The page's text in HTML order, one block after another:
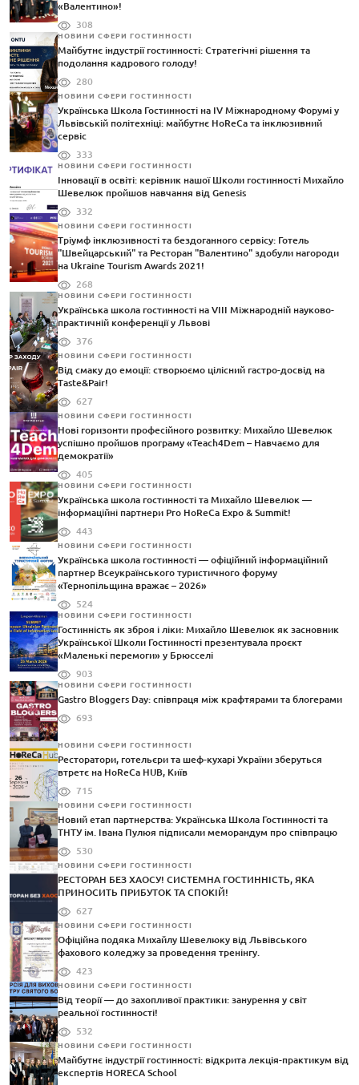
«Валентино»!
308
НОВИНИ СФЕРИ ГОСТИННОСТІ
Майбутнє індустрії гостинності: Стратегічні рішення та
подолання кадрового голоду!
280
НОВИНИ СФЕРИ ГОСТИННОСТІ
Українська Школа Гостинності на IV Міжнародному Форумі у
Львівській політехніці: майбутнє HoReCa та інклюзивний
сервіс
333
НОВИНИ СФЕРИ ГОСТИННОСТІ
Інновації в освіті: керівник нашої Школи гостинності Михайло
Шевелюк пройшов навчання від Genesis
332
НОВИНИ СФЕРИ ГОСТИННОСТІ
Тріумф інклюзивності та бездоганного сервісу: Готель
"Швейцарський" та Ресторан "Валентино" здобули нагороди
на Ukraine Tourism Awards 2021!
268
НОВИНИ СФЕРИ ГОСТИННОСТІ
Українська школа гостинності на VIII Міжнародній науково-
практичній конференції у Львові
376
НОВИНИ СФЕРИ ГОСТИННОСТІ
Від смаку до емоції: створюємо цілісний гастро-досвід на
Taste&Pair!
627
НОВИНИ СФЕРИ ГОСТИННОСТІ
Нові горизонти професійного розвитку: Михайло Шевелюк
успішно пройшов програму «Teach4Dem – Навчаємо для
демократії»
405
НОВИНИ СФЕРИ ГОСТИННОСТІ
Українська школа гостинності та Михайло Шевелюк —
інформаційні партнери Pro HoReCa Expo & Summit!
443
НОВИНИ СФЕРИ ГОСТИННОСТІ
Українська школа гостинності — офіційний інформаційний
партнер Всеукраїнського туристичного форуму
«Тернопільщина вражає – 2026»
524
НОВИНИ СФЕРИ ГОСТИННОСТІ
Гостинність як зброя і ліки: Михайло Шевелюк як засновник
Української Школи Гостинності презентувала проєкт
«Маленькі перемоги» у Брюсселі
903
НОВИНИ СФЕРИ ГОСТИННОСТІ
Gastro Bloggers Day: співпраця між крафтярами та блогерами
693
НОВИНИ СФЕРИ ГОСТИННОСТІ
Ресторатори, готельєри та шеф-кухарі України зберуться
втретє на HoReCa HUB, Київ
715
НОВИНИ СФЕРИ ГОСТИННОСТІ
Новий етап партнерства: Українська Школа Гостинності та
ТНТУ ім. Івана Пулюя підписали меморандум про співпрацю
530
НОВИНИ СФЕРИ ГОСТИННОСТІ
РЕСТОРАН БЕЗ ХАОСУ! СИСТЕМНА ГОСТИННІСТЬ, ЯКА
ПРИНОСИТЬ ПРИБУТОК ТА СПОКІЙ!
627
НОВИНИ СФЕРИ ГОСТИННОСТІ
Офіційна подяка Михайлу Шевелюку від Львівського
фахового коледжу за проведення тренінгу.
423
НОВИНИ СФЕРИ ГОСТИННОСТІ
Від теорії — до захопливої практики: занурення у світ
реальної гостинності!
532
НОВИНИ СФЕРИ ГОСТИННОСТІ
Майбутнє індустрії гостинності: відкрита лекція-практикум від
експертів HORECA School